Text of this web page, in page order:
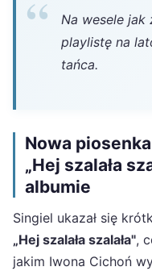
Na wesele jak
playlistę na
tańca.
Nowa
„Hej szalała
albumie
Singiel ukazał się
„Hej szalała szalała",
jakim Iwona Cichoń